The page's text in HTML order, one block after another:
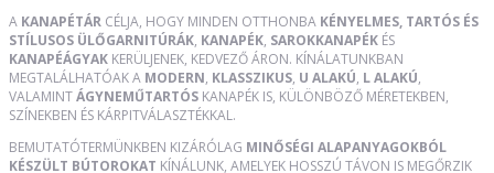
A KANAPÉTÁR CÉLJA, HOGY MINDEN OTTHONBA KÉNYELMES, TARTÓS ÉS
STÍLUSOS ÜLŐGARNITÚRÁK, KANAPÉK, SAROKKANAPÉK ÉS
KANAPÉÁGYAK KERÜLJENEK, KEDVEZŐ ÁRON. KÍNÁLATUNKBAN
MEGTALÁLHATÓAK A MODERN, KLASSZIKUS, U ALAKÚ, L ALAKÚ,
VALAMINTÁGYNEMŰTARTÓS KANAPÉK IS, KÜLÖNBÖZŐ MÉRETEKBEN,
SZÍNEKBEN ÉS KÁRPITVÁLASZTÉKKAL.
BEMUTATÓTERMÜNKBEN KIZÁRÓLAG MINŐSÉGI ALAPANYAGOKBÓL
KÉSZÜLT BÚTOROKAT KÍNÁLUNK, AMELYEK HOSSZÚ TÁVON IS MEGŐRZIK